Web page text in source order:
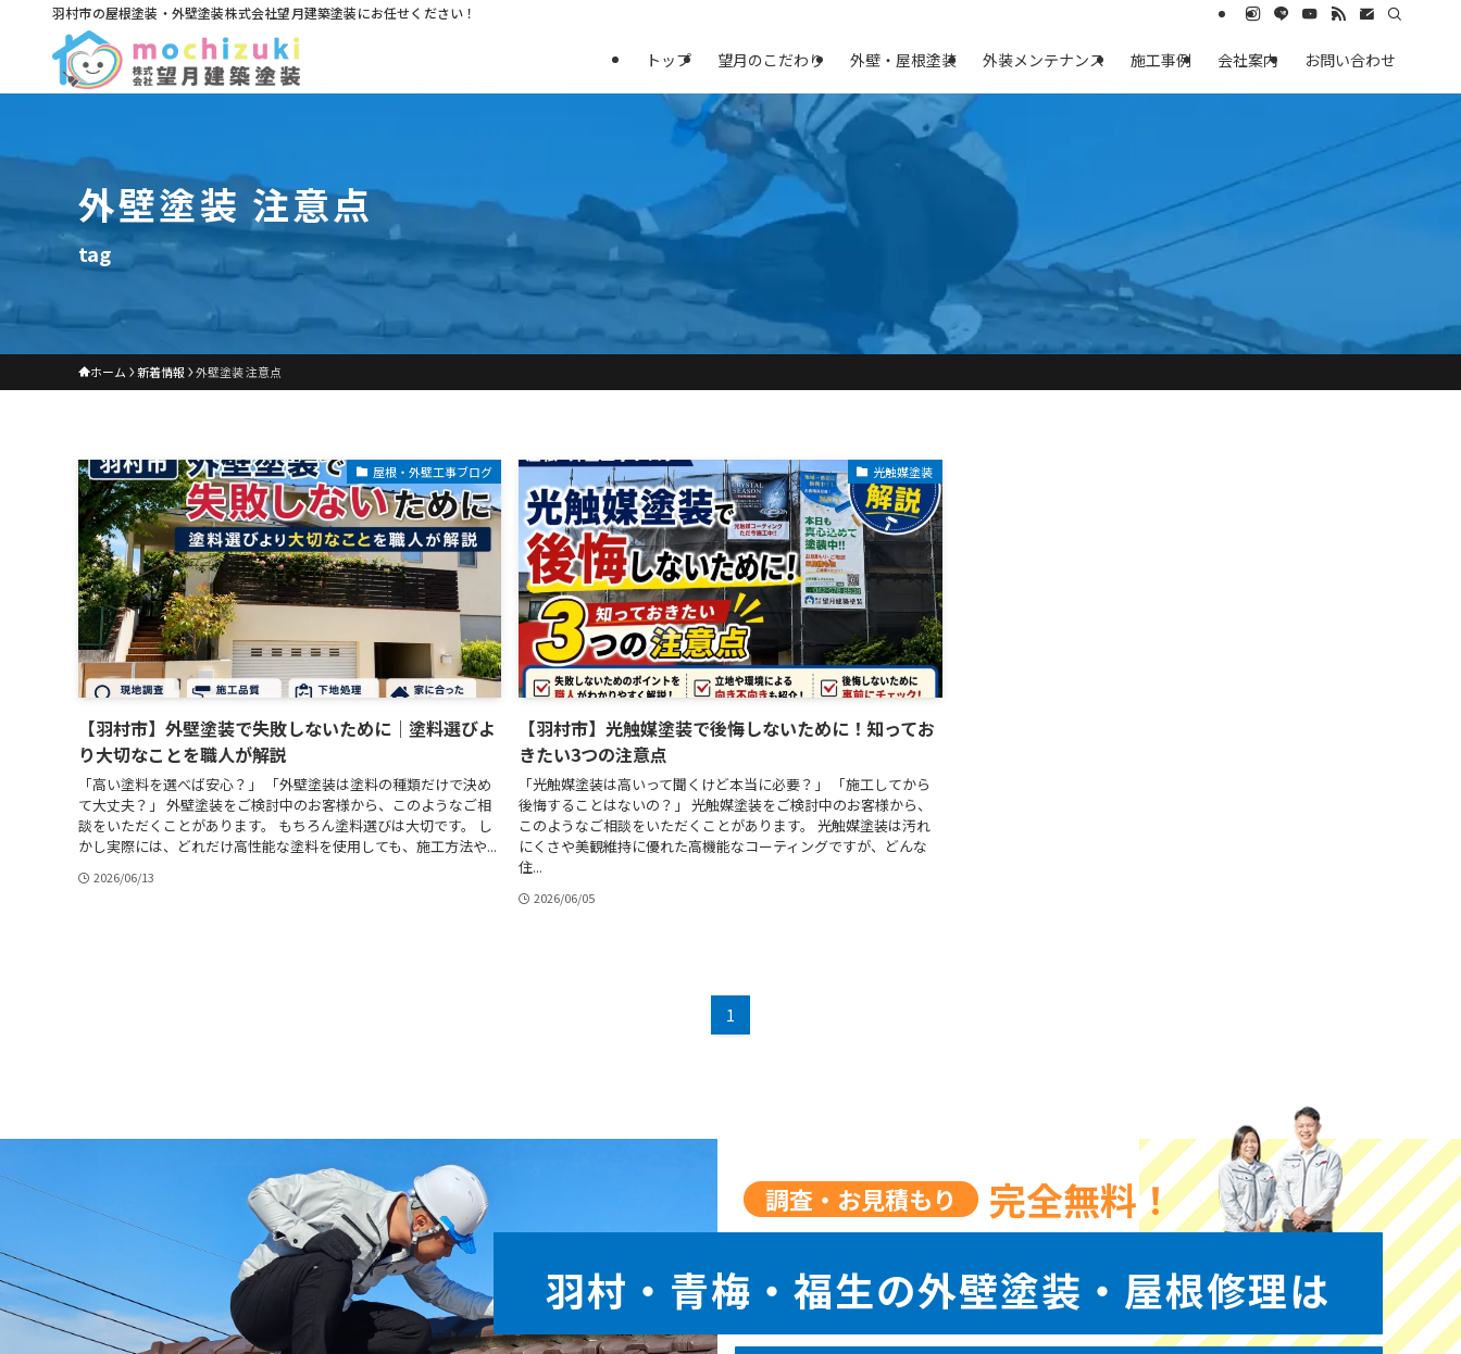
羽村市の屋根塗装・外壁塗装株式会社望月建築塗装にお任せください！
トップ 望月のこだわり 外壁・屋根塗装 外装メンテナンス 施工事例 会社案内 お問い合わせ
外壁塗装 注意点
tag
ホーム 新着情報 外壁塗装 注意点
屋根・外壁工事ブログ
【羽村市】外壁塗装で失敗しないために｜塗料選びよ
り大切なことを職人が解説
「高い塗料を選べば安心？」 「外壁塗装は塗料の種類だけで決め
て大丈夫？」 外壁塗装をご検討中のお客様から、このようなご相
談をいただくことがあります。 もちろん塗料選びは大切です。 し
かし実際には、どれだけ高性能な塗料を使用しても、施工方法や...
2026/06/13
光触媒塗装
【羽村市】光触媒塗装で後悔しないために！知ってお
きたい3つの注意点
「光触媒塗装は高いって聞くけど本当に必要？」 「施工してから
後悔することはないの？」 光触媒塗装をご検討中のお客様から、
このようなご相談をいただくことがあります。 光触媒塗装は汚れ
にくさや美観維持に優れた高機能なコーティングですが、どんな
住...
2026/06/05
1
調査・お見積もり 完全無料！
羽村・青梅・福生の外壁塗装・屋根修理は